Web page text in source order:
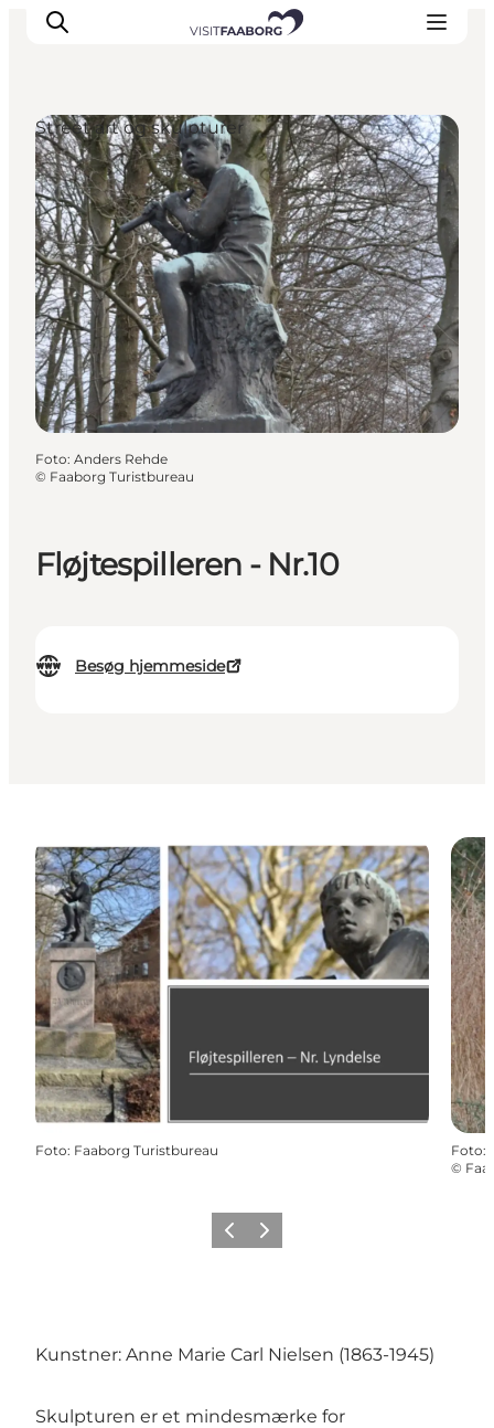
Overnatning
Spisesteder
Oplevelser
Øhop
Outdoor
Det sker
Fløjtespilleren - Nr.10
Besøg hjemmeside
Street art og skulpturer
Foto: Anders Rehde
© Faaborg Turistbureau
Foto: Faaborg Turistbureau Foto:
©
Forrige billede
Næste billede
Kunstner: Anne Marie Carl Nielsen (1863-1945)
Skulpturen er et mindesmærke for